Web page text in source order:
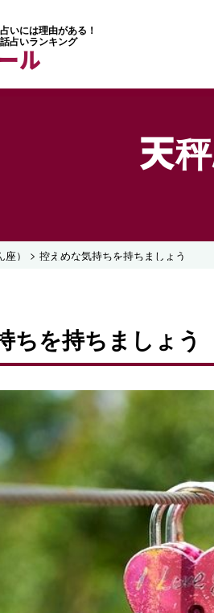
いには理由がある！
占いランキング
ル
天
） > 控えめな気持ちを持ちましょう
ちを持ちましょう